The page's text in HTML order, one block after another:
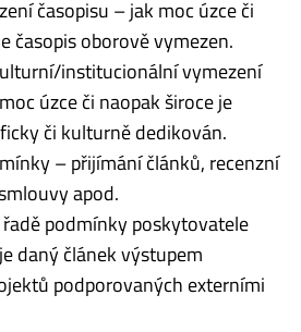
časopisu – jak moc úzce či
časopis oborově vymezen.
institucionální vymezení
úzce či naopak široce je
či kulturně dedikován.
– přijímání článků, recenzní
apod.
podmínky poskytovatele
daný článek výstupem
podporovaných externími